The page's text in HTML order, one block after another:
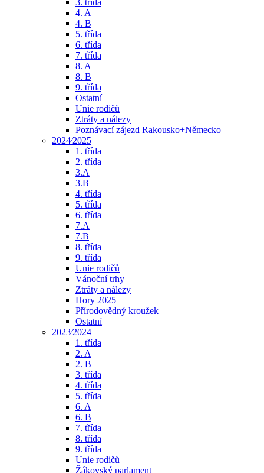
3. třída
4. A
4. B
5. třída
6. třída
7. třída
8. A
8. B
9. třída
Ostatní
Unie rodičů
Ztráty a nálezy
Poznávací zájezd Rakousko+Německo
2024⁄2025
1. třída
2. třída
3.A
3.B
4. třída
5. třída
6. třída
7.A
7.B
8. třída
9. třída
Unie rodičů
Vánoční trhy
Ztráty a nálezy
Hory 2025
Přírodovědný kroužek
Ostatní
2023⁄2024
1. třída
2. A
2. B
3. třída
4. třída
5. třída
6. A
6. B
7. třída
8. třída
9. třída
Unie rodičů
Žákovský parlament